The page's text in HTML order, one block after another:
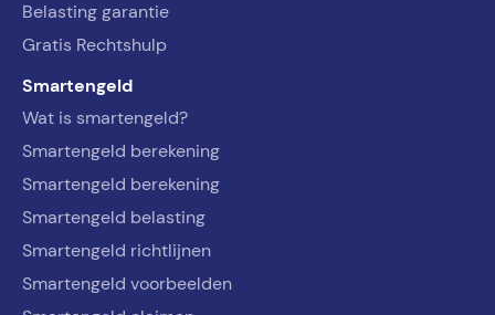
Belasting garantie
Gratis Rechtshulp
Smartengeld
Wat is smartengeld?
Smartengeld berekening
Smartengeld berekening
Smartengeld belasting
Smartengeld richtlijnen
Smartengeld voorbeelden